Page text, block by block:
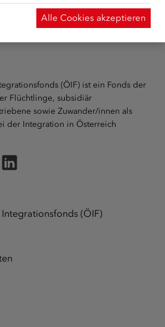
(ÖIF) ist ein Fonds der
Flüchtlinge, subsidiär
sowie Zuwander/innen als
der Integration in Österreich
LinkedIn
(ÖIF)
Alle Cookies akzeptieren